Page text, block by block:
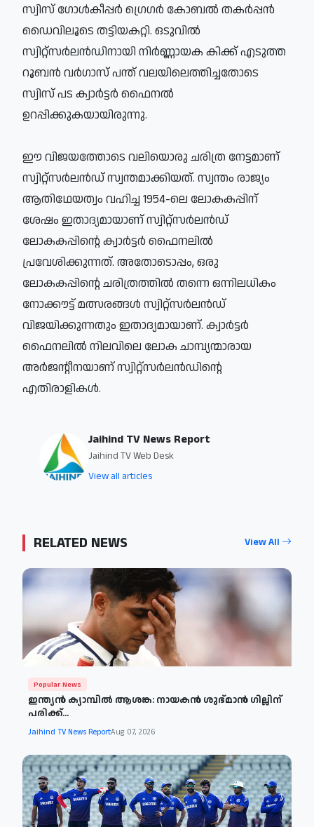
സ്വിസ് ഗോള്‍കീപ്പര്‍ ഗ്രെഗര്‍ കോബല്‍ തകര്‍പ്പന്‍
ഡൈവിലൂടെ തട്ടിയകറ്റി. ഒടുവില്‍
സ്വിറ്റ്‌സര്‍ലന്‍ഡിനായി നിര്‍ണ്ണായക കിക്ക് എടുത്ത
റൂബന്‍ വര്‍ഗാസ് പന്ത് വലയിലെത്തിച്ചതോടെ
സ്വിസ് പട ക്വാര്‍ട്ടര്‍ ഫൈനല്‍
ഉറപ്പിക്കുകയായിരുന്നു.
ഈ വിജയത്തോടെ വലിയൊരു ചരിത്ര നേട്ടമാണ്
സ്വിറ്റ്‌സര്‍ലന്‍ഡ് സ്വന്തമാക്കിയത്. സ്വന്തം രാജ്യം
ആതിഥേയത്വം വഹിച്ച 1954-ലെ ലോകകപ്പിന്
ശേഷം ഇതാദ്യമായാണ് സ്വിറ്റ്സര്‍ലന്‍ഡ്
ലോകകപ്പിന്റെ ക്വാര്‍ട്ടര്‍ ഫൈനലില്‍
പ്രവേശിക്കുന്നത്. അതോടൊപ്പം, ഒരു
ലോകകപ്പിന്റെ ചരിത്രത്തില്‍ തന്നെ ഒന്നിലധികം
നോക്കൗട്ട് മത്സരങ്ങള്‍ സ്വിറ്റ്സര്‍ലന്‍ഡ്
വിജയിക്കുന്നതും ഇതാദ്യമായാണ്. ക്വാര്‍ട്ടര്‍
ഫൈനലില്‍ നിലവിലെ ലോക ചാമ്പ്യന്മാരായ
അര്‍ജന്റീനയാണ് സ്വിറ്റ്സര്‍ലന്‍ഡിന്റെ
എതിരാളികള്‍.
Jaihind TV News Report
Jaihind TV Web Desk
View all articles
RELATED NEWS View All
Popular News
ഇന്ത്യൻ ക്യാമ്പിൽ ആശങ്ക: നായകൻ ശുഭ്മാൻ ഗില്ലിന്
പരിക്ക്...
Jaihind TV News ReportAug 07, 2026